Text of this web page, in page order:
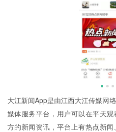
大江新闻App是由江西大江传媒网
媒体服务平台，用户可以在平天
方的新闻资讯，平台上有热点新